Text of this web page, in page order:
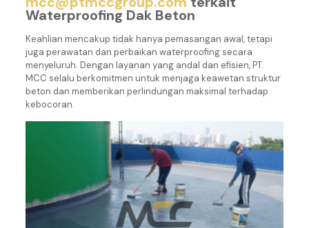
Waterproofing Dak Beton
Keahlian mencakup tidak hanya pemasangan awal, tetapi
juga perawatan dan perbaikan waterproofing secara
menyeluruh. Dengan layanan yang andal dan efisien, PT.
MCC selalu berkomitmen untuk menjaga keawetan struktur
beton dan memberikan perlindungan maksimal terhadap
kebocoran.